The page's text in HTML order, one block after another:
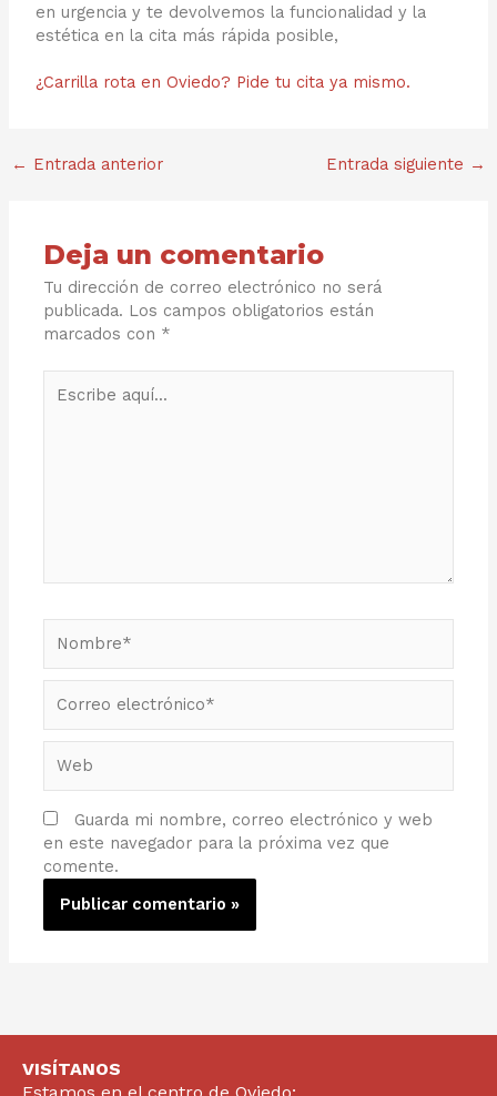
en urgencia y te devolvemos la funcionalidad y la
estética en la cita más rápida posible,
¿Carrilla rota en Oviedo? Pide tu cita ya mismo.
← Entrada anterior Entrada siguiente →
Deja un comentario
Tu dirección de correo electrónico no será
publicada. Los campos obligatorios están
marcados con *
aquí...
electrónico*
Guarda mi nombre, correo electrónico y web
en este navegador para la próxima vez que
comente.
VISÍTANOS